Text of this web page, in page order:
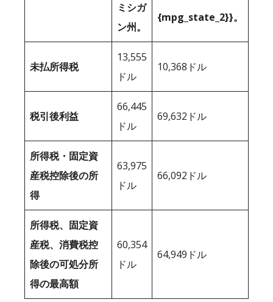
ミシガ
ン州。
{mpg_state_2}}。
未払所得税
13,555
ドル
10,368ドル
税引後利益
66,445
ドル
69,632ドル
所得税・固定資
産税控除後の所
得
63,975
ドル
66,092ドル
所得税、固定資
産税、消費税控
除後の可処分所
得の最高額
60,354
ドル
64,949ドル